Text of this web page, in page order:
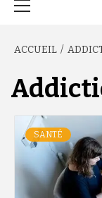
ACCUEIL
SANTÉ